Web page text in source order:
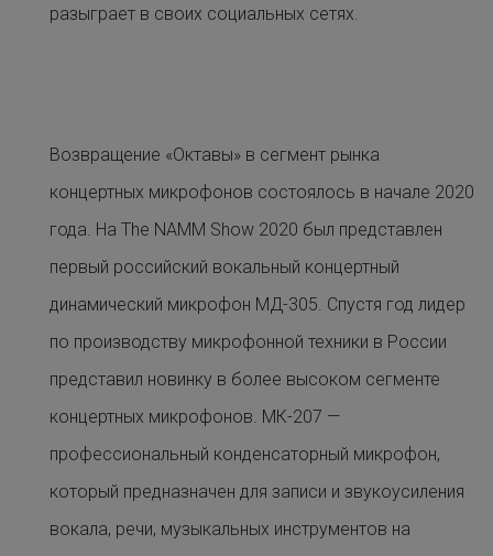
разыграет в своих социальных сетях.
Возвращение «Октавы» в сегмент рынка
концертных микрофонов состоялось в начале 2020
года. На The NAMM Show 2020 был представлен
первый российский вокальный концертный
динамический микрофон МД-305. Спустя год лидер
по производству микрофонной техники в России
представил новинку в более высоком сегменте
концертных микрофонов. МК-207 —
профессиональный конденсаторный микрофон,
который предназначен для записи и звукоусиления
вокала, речи, музыкальных инструментов на